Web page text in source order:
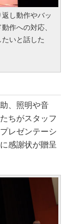
し動作やバッ
作への対応、
いと話した
、照明や音
ちがスタッフ
レゼンテーシ
感謝状が贈呈